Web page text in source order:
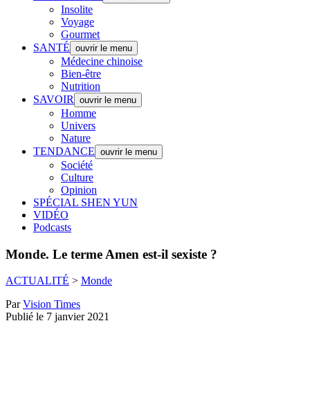
Insolite
Voyage
Gourmet
SANTÉ ouvrir le menu
Médecine chinoise
Bien-être
Nutrition
SAVOIR
ouvrir le menu
Homme
Univers
Nature
TENDANCE ouvrir le menu
Société
Culture
Opinion
SPÉCIAL SHEN YUN
VIDÉO
Podcasts
Monde. Le terme Amen est-il sexiste ?
ACTUALITÉ > Monde
ParVision Times
Publié le 7 janvier 2021